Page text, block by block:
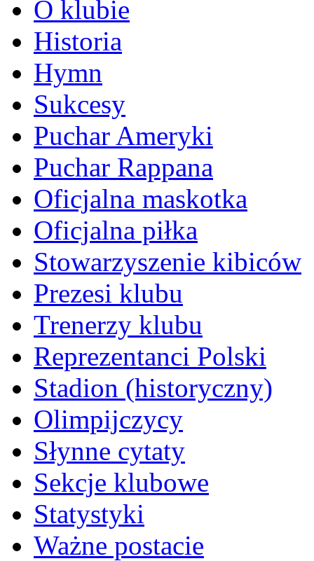
O klubie
Historia
Hymn
Sukcesy
Puchar Ameryki
Puchar Rappana
Oficjalna maskotka
Oficjalna piłka
Stowarzyszenie kibiców
Prezesi klubu
Trenerzy klubu
Reprezentanci Polski
Stadion (historyczny)
Olimpijczycy
Słynne cytaty
Sekcje klubowe
Statystyki
Ważne postacie